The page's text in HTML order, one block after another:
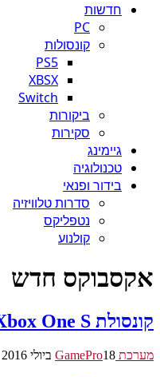
חדשות
PC
קונסולות
PS5
XBSX
Switch
ביקורות
סקירות
גיימינג
טכנולוגיה
בידור ופנאי
סדרות טלוויזיה
נטפליקס
קולנוע
אקסבוקס חדש
קונסולת Xbox One S תושק בתחילת חודש הבא
מערכת GamePro 18 ביולי 2016